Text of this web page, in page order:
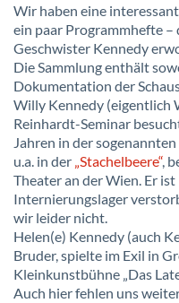
Wir haben eine
ein paar Programmhefte –
Geschwister Kennedy
Die Sammlung enthält
Dokumentation der
Willy Kennedy (eigentlich
Reinhardt-Seminar
Jahren in der
u.a. in der „Stachelbeere“,
Theater an der Wien. Er
Internierungslager
wir leider nicht.
Helen(e) Kennedy (auch
Bruder, spielte im Exil in
Kleinkunstbühne „Das
Auch hier fehlen uns